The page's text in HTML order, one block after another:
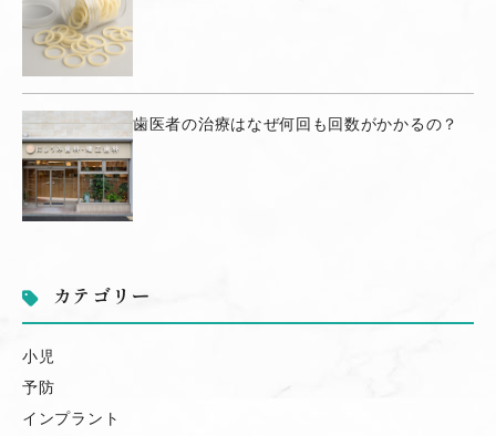
歯医者の治療はなぜ何回も回数がかかるの？
カテゴリー
小児
予防
インプラント